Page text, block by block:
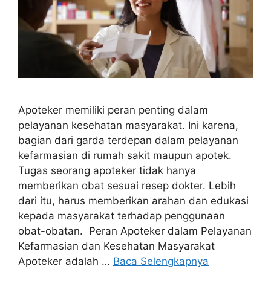
Apoteker memiliki peran penting dalam
pelayanan kesehatan masyarakat. Ini karena,
bagian dari garda terdepan dalam pelayanan
kefarmasian di rumah sakit maupun apotek.
Tugas seorang apoteker tidak hanya
memberikan obat sesuai resep dokter. Lebih
dari itu, harus memberikan arahan dan edukasi
kepada masyarakat terhadap penggunaan
obat-obatan. Peran Apoteker dalam Pelayanan
Kefarmasian dan Kesehatan Masyarakat
Apoteker adalah … Baca Selengkapnya